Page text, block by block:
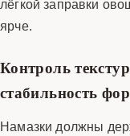
лёгкой заправки
ярче.
Контроль
стабильность
Намазки должны